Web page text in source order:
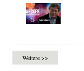
Weitere >>